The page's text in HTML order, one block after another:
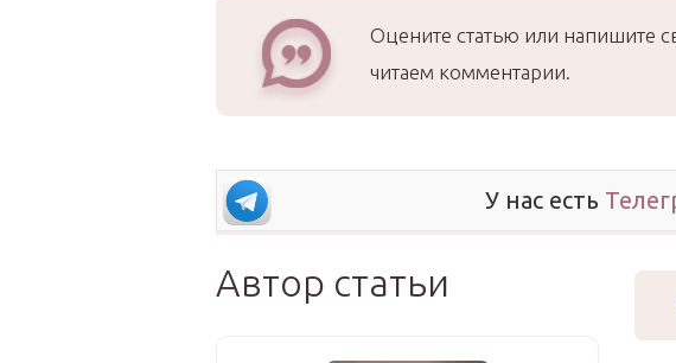
Оцените статью или напишите
читаем комментарии.
У нас есть
Автор статьи